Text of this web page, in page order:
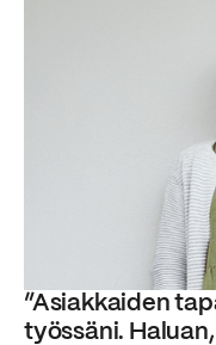
”Asiakkaiden
työssäni.